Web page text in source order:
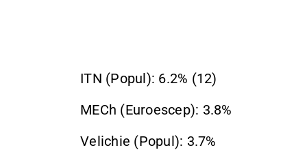
ITN (Popul): 6.2% (12)
MECh (Euroescep): 3.8%
Velichie (Popul): 3.7%